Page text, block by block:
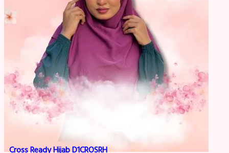
Cross Ready Hijab D1CROSRH